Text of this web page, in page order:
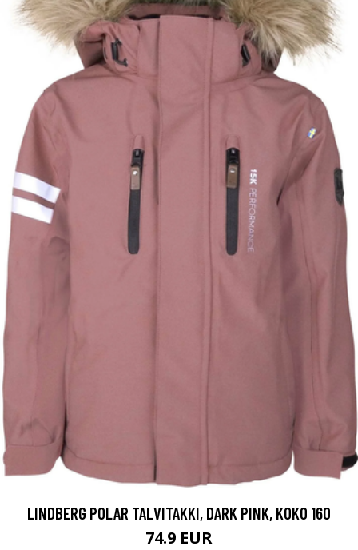
LINDBERG POLAR TALVITAKKI, DARK PINK, KOKO 160
74.9 EUR